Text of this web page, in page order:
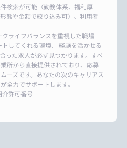
検索が可能（勤務体系、福利厚
態や金額で絞り込み可）、利用者
ライフバランスを重視した職場
してくれる環境、 経験を活かせる
った求人が必ず見つかります。すべ
所から直接提供されており、応募
ーズです。あなたの次のキャリアス
全力でサポートします。
介許可番号